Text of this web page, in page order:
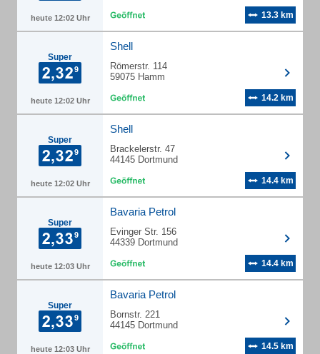
heute 12:02 Uhr 13.3 km
Super
heute 12:02 Uhr
Shell
Römerstr. 114
59075 Hamm
14.2 km
Super
heute 12:02 Uhr
Shell
Brackelerstr. 47
44145 Dortmund
14.4 km
Super
heute 12:03 Uhr
Bavaria Petrol
Evinger Str. 156
44339 Dortmund
14.4 km
Super
heute 12:03 Uhr
Bavaria Petrol
Bornstr. 221
44145 Dortmund
14.5 km